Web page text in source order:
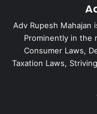
Adv Rupesh Mahajan
Prominently in the
Consumer Laws,
Taxation Laws,